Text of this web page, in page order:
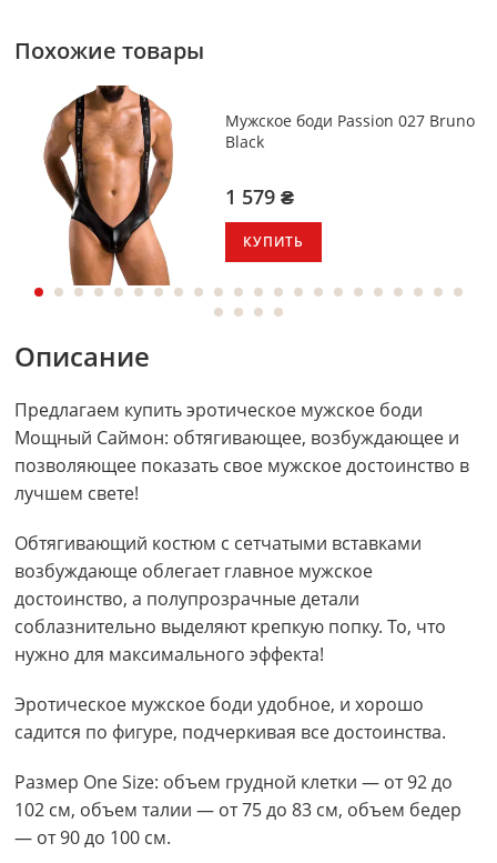
Похожие товары
Мужское боди Passion 027 Bruno
Black
1 579 ₴
КУПИТЬ
Описание
Предлагаем купить эротическое мужское боди
Мощный Саймон: обтягивающее, возбуждающее и
позволяющее показать свое мужское достоинство в
лучшем свете!
Обтягивающий костюм с сетчатыми вставками
возбуждающе облегает главное мужское
достоинство, а полупрозрачные детали
соблазнительно выделяют крепкую попку. То, что
нужно для максимального эффекта!
Эротическое мужское боди удобное, и хорошо
садится по фигуре, подчеркивая все достоинства.
Размер One Size: объем грудной клетки — от 92 до
102 см, объем талии — от 75 до 83 см, объем бедер
— от 90 до 100 см.